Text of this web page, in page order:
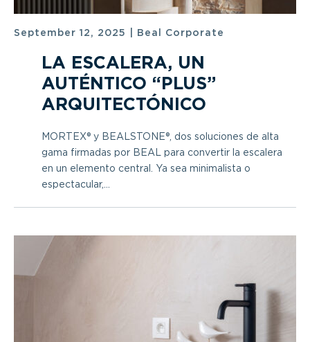
September 12, 2025 Beal Corporate
LA ESCALERA, UN
AUTÉNTICO “PLUS”
ARQUITECTÓNICO
MORTEX® y BEALSTONE®, dos soluciones de alta
gama firmadas por BEAL para convertir la escalera
en un elemento central. Ya sea minimalista o
espectacular,...